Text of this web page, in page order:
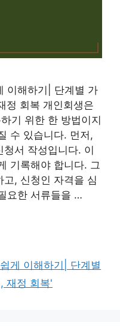
이해하기| 단계별 가
정 회복 개인회생은
기 위한 한 방법이지
수 있습니다. 먼저,
서 작성입니다. 이
기록해야 합니다. 그
, 신청인 자격을 심
요한 서류들을 …
게 이해하기| 단계별
재정 회복'